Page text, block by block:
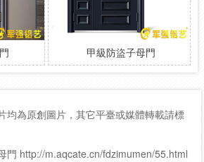
甲級防盜子母門
均為原創圖片，其它平臺或媒體轉載請標
門 http://m.aqcate.cn/fdzimumen/55.html